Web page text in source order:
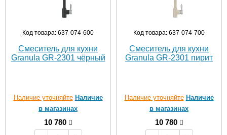
Код товара: 637-074-600
Смеситель для кухни
Granula GR-2301 чёрный
Наличие уточняйте Наличие
в магазинах
10 780
Код товара: 637-074-700
Смеситель для кухни
Granula GR-2301 пирит
Наличие уточняйте Наличие
в магазинах
10 780